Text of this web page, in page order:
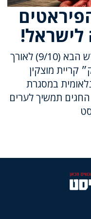
לישראל!
החל מהחודש (16/9) ועד לחודש הבא (9/10) לאורך
קריית מוצקין
במסגרת
תמשיך לערים